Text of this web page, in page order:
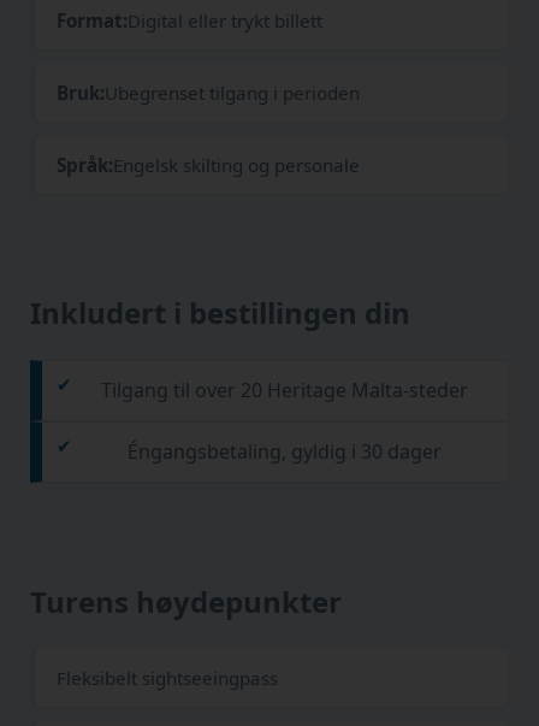
Format:Digital eller trykt billett
Bruk:Ubegrenset tilgang i perioden
Språk:Engelsk skilting og personale
Inkludert i bestillingen din
Tilgang til over 20 Heritage Malta-steder
Éngangsbetaling, gyldig i 30 dager
Turens høydepunkter
Fleksibelt sightseeingpass